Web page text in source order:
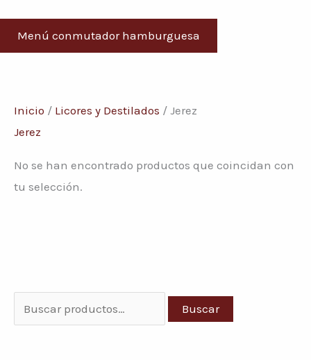
Menú conmutador hamburguesa
u
Buscar
Inicio / Licores y Destilados / Jerez
Jerez
No se han encontrado productos que coincidan con
tu selección.